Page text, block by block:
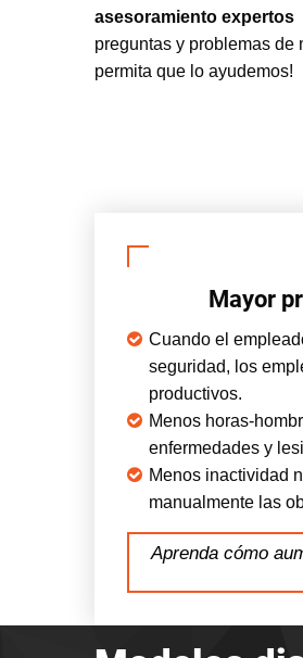
asesoramiento expertos
preguntas y problemas de
permita que lo ayudemos!
Mayor
Cuando el
seguridad, los
productivos.
Menos horas-
enfermedades y
Menos inactividad
manualmente las
Aprenda cómo